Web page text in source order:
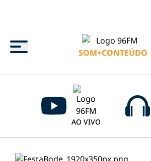
Menu
SOM+CONTEÚDO
AO VIVO